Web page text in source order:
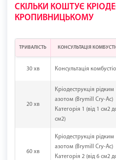
СКІЛЬКИ КОШТУЄ
КРОПИВНИЦЬКОМУ
30 хв Консультація
20 хв
Кріодеструкція рідким
азотом (Brymill Cry-Ac)
Категорія 1 (від 1 см2
см2)
60 хв
Кріодеструкція рідким
азотом (Brymill Cry-Ac)
Категорія 2 (від 6 см2
ТРИВАЛІСТЬ КОНСУЛЬТАЦІЯ